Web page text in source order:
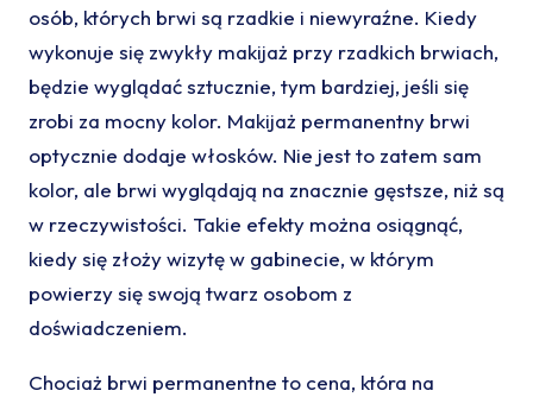
osób, których brwi są rzadkie i niewyraźne. Kiedy
wykonuje się zwykły makijaż przy rzadkich brwiach,
będzie wyglądać sztucznie, tym bardziej, jeśli się
zrobi za mocny kolor. Makijaż permanentny brwi
optycznie dodaje włosków. Nie jest to zatem sam
kolor, ale brwi wyglądają na znacznie gęstsze, niż są
w rzeczywistości. Takie efekty można osiągnąć,
kiedy się złoży wizytę w gabinecie, w którym
powierzy się swoją twarz osobom z
doświadczeniem.
Chociaż brwi permanentne to cena, która na